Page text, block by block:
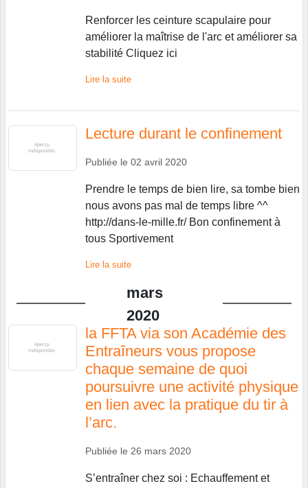
Renforcer les ceinture scapulaire pour
améliorer la maîtrise de l'arc et améliorer sa
stabilité Cliquez ici
Lire la suite
Lecture durant le confinement
Publiée le 02 avril 2020
Prendre le temps de bien lire, sa tombe bien
nous avons pas mal de temps libre ^^
http://dans-le-mille.fr/ Bon confinement à
tous Sportivement
Lire la suite
mars
2020
la FFTA via son Académie des
Entraîneurs vous propose
chaque semaine de quoi
poursuivre une activité physique
en lien avec la pratique du tir à
l’arc.
Publiée le 26 mars 2020
S’entraîner chez soi : Echauffement et